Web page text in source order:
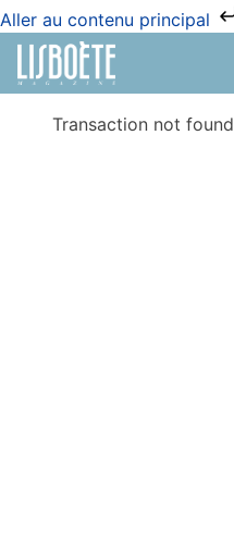
Aller au contenu principal
Transaction not found